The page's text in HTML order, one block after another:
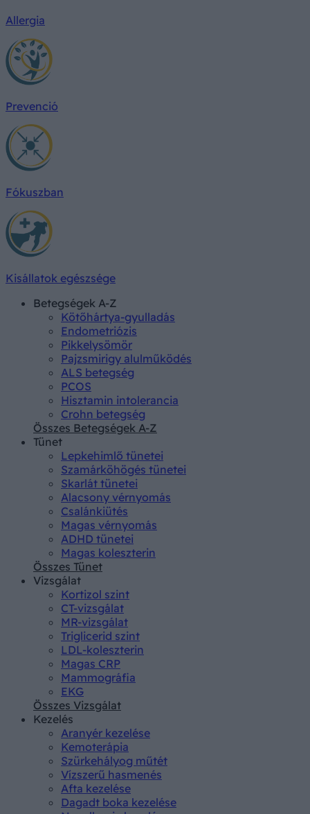
Allergia
Prevenció
Fókuszban
Kisállatok egészsége
Betegségek A-Z
Kötőhártya-gyulladás
Endometriózis
Pikkelysömör
Pajzsmirigy alulműködés
ALS betegség
PCOS
Hisztamin intolerancia
Crohn betegség
Összes Betegségek A-Z
Tünet
Lepkehimlő tünetei
Szamárköhögés tünetei
Skarlát tünetei
Alacsony vérnyomás
Csalánkiütés
Magas vérnyomás
ADHD tünetei
Magas koleszterin
Összes Tünet
Vizsgálat
Kortizol szint
CT-vizsgálat
MR-vizsgálat
Triglicerid szint
LDL-koleszterin
Magas CRP
Mammográfia
EKG
Összes Vizsgálat
Kezelés
Aranyér kezelése
Kemoterápia
Szürkehályog műtét
Vízszerű hasmenés
Afta kezelése
Dagadt boka kezelése